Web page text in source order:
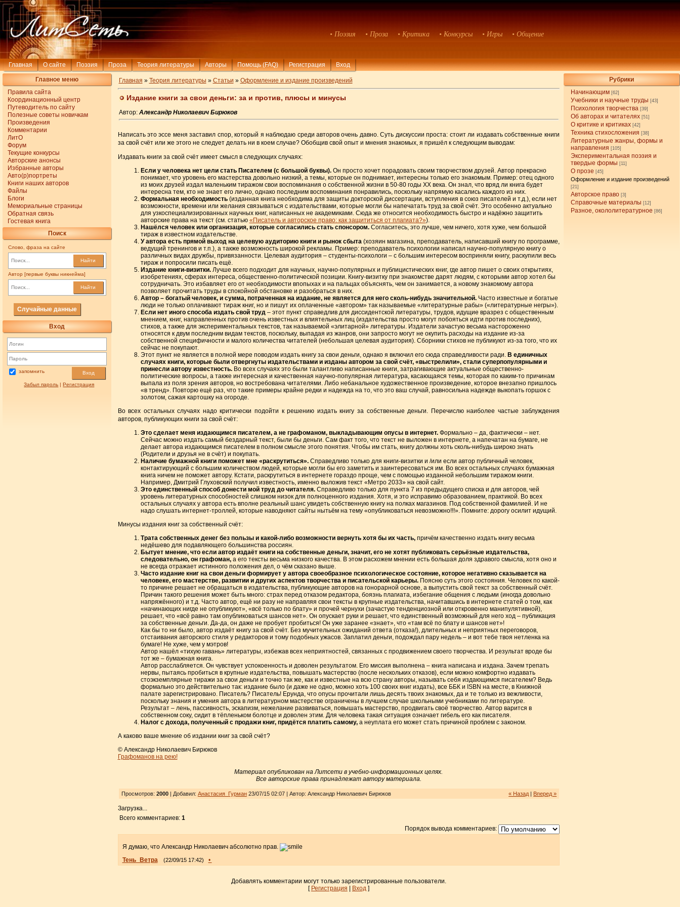
• Поэзия • Проза • Критика • Конкурсы • Игры • Общение
Главная О сайте Поэзия Проза Теория литературы Авторы Помощь (FAQ) Регистрация Вход
Главное меню
Правила сайта
Координационный центр
Путеводитель по сайту
Полезные советы новичкам
Произведения
Комментарии
ЛитО
Форум
Текущие конкурсы
Авторские анонсы
Избранные авторы
Авто(р)портреты
Книги наших авторов
Файлы
Блоги
Мемориальные страницы
Обратная связь
Гостевая книга
Поиск
Слово, фраза на сайте
Найти
Автор [первые буквы никнейма]
Найти
Случайные данные
Вход
запомнить Вход
Забыл пароль |Регистрация
Рубрики
Начинающим [62]
Учебники и научные труды [43]
Психология творчества [39]
Об авторах и читателях [51]
О критике и критиках [42]
Техника стихосложения [38]
Литературные жанры, формы и
направления [105]
Экспериментальная поэзия и
твердые формы [11]
О прозе [45]
Оформление и издание произведений
[21]
Авторское право [3]
Справочные материалы [12]
Разное, окололитературное [86]
Главная » Теория литературы » Статьи » Оформление и издание произведений
Издание книги за свои деньги: за и против, плюсы и минусы
Автор: Александр Николаевич Бирюков
Написать это эссе меня заставил спор, который я наблюдаю среди авторов очень давно. Суть дискуссии проста: стоит ли издавать собственные книги
за свой счёт или же этого не следует делать ни в коем случае? Обобщив свой опыт и мнения знакомых, я пришёл к следующим выводам:
Издавать книги за свой счёт имеет смысл в следующих случаях:
Если у человека нет цели стать Писателем (с большой буквы).Он просто хочет порадовать своим творчеством друзей. Автор прекрасно
понимает, что уровень его мастерства довольно низкий, а темы, которые он поднимает, интересны только его знакомым. Пример: отец одного
из моих друзей издал маленьким тиражом свои воспоминания о собственной жизни в 50-80 годы XX века. Он знал, что вряд ли книга будет
интересна тем, кто не знает его лично, однако последним воспоминания понравились, поскольку напрямую касались каждого из них.
Формальная необходимость(изданная книга необходима для защиты докторской диссертации, вступления в союз писателей и т.д.), если нет
возможности, времени или желания связываться с издательствами, которые могли бы напечатать труд за свой счёт. Это особенно актуально
для узкоспециализированных научных книг, написанных не академиками. Сюда же относится необходимость быстро и надёжно защитить
авторские права на текст (см. статью «Писатель и авторское право: как защититься от плагиата?»).
Нашёлся человек или организация, которые согласились стать спонсором.Согласитесь, это лучше, чем ничего, хотя хуже, чем большой
тираж в известном издательстве.
У автора есть прямой выход на целевую аудиторию книги и рынок сбыта (хозяин магазина, преподаватель, написавший книгу по программе,
ведущий тренингов и т.п.), а также возможность широкой рекламы. Пример: преподаватель психологии написал научно-популярную книгу о
различных видах дружбы, привязанности. Целевая аудитория – студенты-психологи – с большим интересом восприняли книгу, раскупили весь
тираж и попросили писать ещё.
Издание книги-визитки.Лучше всего подходит для научных, научно-популярных и публицистических книг, где автор пишет о своих открытиях,
изобретениях, сферах интереса, общественно-политической позиции. Книгу-визитку при знакомстве дарят людям, с которыми автор хотел бы
сотрудничать. Это избавляет его от необходимости впопыхах и на пальцах объяснять, чем он занимается, а новому знакомому автора
позволяет прочитать труды в спокойной обстановке и разобраться в них.
Автор – богатый человек, и сумма, потраченная на издание, не является для него сколь-нибудь значительной.Часто известные и богатые
люди не только оплачивают тираж книг, но и пишут их оплаченные «автором» так называемые «литературные рабы» («литературные негры»).
Если нет иного способа издать свой труд – этот пункт справедлив для диссидентской литературы, трудов, идущие вразрез с общественным
мнением, книг, направленных против очень известных и влиятельных лиц (издательства просто могут побояться идти против последних),
стихов, а также для экспериментальных текстов, так называемой «элитарной» литературы. Издатели зачастую весьма настороженно
относятся к двум последним видам текстов, поскольку, выпадая из жанров, они запросто могут не окупить расходы на издание из-за
собственной специфичности и малого количества читателей (небольшая целевая аудитория). Сборники стихов не публикуют из-за того, что их
сейчас не покупают.
Этот пункт не является в полной мере поводом издать книгу за свои деньги, однако я включил его сюда справедливости ради. В единичных
случаях книги, которые были отвергнуты издательствами и изданы автором за свой счёт, «выстрелили», стали суперпопулярными и
принесли автору известность.Во всех случаях это были талантливо написанные книги, затрагивающие актуальные общественно-
политические вопросы, а также интересная и качественная научно-популярная литература, касающаяся темы, которая по каким-то причинам
выпала из поля зрения авторов, но востребована читателями. Либо небанальное художественное произведение, которое внезапно пришлось
«в тренд». Повторю ещё раз, что такие примеры крайне редки и надежда на то, что это ваш случай, равносильна надежде выкопать горшок с
золотом, сажая картошку на огороде.
Во всех остальных случаях надо критически подойти к решению издать книгу за собственные деньги. Перечислю наиболее частые заблуждения
авторов, публикующих книги за свой счёт:
Это сделает меня издающимся писателем, а не графоманом, выкладывающим опусы в интернет.Формально – да, фактически – нет.
Сейчас можно издать самый бездарный текст, были бы деньги. Сам факт того, что текст не выложен в интернете, а напечатан на бумаге, не
делает автора издающимся писателем в полном смысле этого понятия. Чтобы им стать, книгу должны хоть сколь-нибудь широко знать
(Родители и друзья не в счёт) и покупать.
Наличие бумажной книги поможет мне «раскрутиться».Справедливо только для книги-визитки и /или если автор публичный человек,
контактирующий с большим количеством людей, которые могли бы его заметить и заинтересоваться им. Во всех остальных случаях бумажная
книга ничем не поможет автору. Кстати, раскрутиться в интернете гораздо проще, чем с помощью изданной небольшим тиражом книги.
Например, Дмитрий Глуховский получил известность, именно выложив текст «Метро 2033» на свой сайт.
Это единственный способ донести мой труд до читателя.Справедливо только для пункта 7 из предыдущего списка и для авторов, чей
уровень литературных способностей слишком низок для полноценного издания. Хотя, и это исправимо образованием, практикой. Во всех
остальных случаях у автора есть вполне реальный шанс увидеть собственную книгу на полках магазинов. Под собственной фамилией. И не
надо слушать интернет-троллей, которые наводняют сайты нытьём на тему «опубликоваться невозможно!!!». Помните: дорогу осилит идущий.
Минусы издания книг за собственный счёт:
Трата собственных денег без пользы и какой-либо возможности вернуть хотя бы их часть,причём качественно издать книгу весьма
недёшево для подавляющего большинства россиян.
Бытует мнение, что если автор издаёт книги на собственные деньги, значит, его не хотят публиковать серьёзные издательства,
следовательно, он графоман,а его тексты весьма низкого качества. В этом расхожем мнении есть большая доля здравого смысла, хотя оно и
не всегда отражает истинного положения дел, о чём сказано выше.
Часто издание книг на свои деньги формирует у автора своеобразное психологическое состояние, которое негативно сказывается на
человеке, его мастерстве, развитии и других аспектов творчества и писательской карьеры.Поясню суть этого состояния. Человек по какой-
то причине решает не обращаться в издательства, публикующие авторов на гонорарной основе, а выпустить свой текст за собственный счёт.
Причин такого решения может быть много: страх перед отказом редактора, боязнь плагиата, избегание общения с людьми (иногда довольно
напряжённого) и т.д. Часто автор, ещё ни разу не направляя свои тексты в крупные издательства, начитавшись в интернете статей о том, как
«начинающих нигде не опубликуют», «всё только по блату» и прочей чернухи (зачастую тенденциозной или откровенно манипулятивной),
решает, что «всё равно там опубликоваться шансов нет». Он опускает руки и решает, что единственный возможный для него ход – публикация
за собственные деньги. Да-да, он даже не пробует пробиться! Он уже заранее «знает», что «там всё по блату и шансов нет»!
Как бы то ни было, автор издаёт книгу за свой счёт. Без мучительных ожиданий ответа (отказа!), длительных и неприятных переговоров,
отстаивания авторского стиля у редакторов и тому подобных ужасов. Заплатил деньги, подождал пару недель – и вот тебе твоя нетленка на
бумаге! Не хуже, чем у мэтров!
Автор нашёл «тихую гавань» литературы, избежав всех неприятностей, связанных с продвижением своего творчества. И результат вроде бы
тот же – бумажная книга.
Автор расслабляется. Он чувствует успокоенность и доволен результатом. Его миссия выполнена – книга написана и издана. Зачем трепать
нервы, пытаясь пробиться в крупные издательства, повышать мастерство (после нескольких отказов), если можно комфортно издавать
стоэкземплярные тиражи за свои деньги и точно так же, как и известные на всю страну авторы, называть себя издающимся писателем? Ведь
формально это действительно так: издание было (и даже не одно, можно хоть 100 своих книг издать), все ББК и ISBN на месте, в Книжной
палате зарегистрировано. Писатель? Писатель! Ерунда, что опусы прочитали лишь десять твоих знакомых, да и те только из вежливости,
поскольку знания и умения автора в литературном мастерстве ограничены в лучшем случае школьными учебниками по литературе.
Результат – лень, пассивность, эскапизм, нежелание развиваться, повышать мастерство, продвигать своё творчество. Автор варится в
собственном соку, сидит в тёпленьком болотце и доволен этим. Для человека такая ситуация означает гибель его как писателя.
Налог с дохода, полученный с продажи книг, придётся платить самому,а неуплата его может стать причиной проблем с законом.
А каково ваше мнение об издании книг за свой счёт?
© Александр Николаевич Бирюков
Графоманов на рею!
Материал опубликован на Литсети в учебно-информационных целях.
Все авторские права принадлежат автору материала.
« Назад | Вперед »
Просмотров: 2000| Добавил: Анастасия_Гурман23/07/15 02:07 | Автор: Александр Николаевич Бирюков
Загрузка...
Всего комментариев: 1
Порядок вывода комментариев:
Я думаю, что Александр Николаевич абсолютно прав.
Тень_Ветра
(22/09/15 17:42) •
Добавлять комментарии могут только зарегистрированные пользователи.
[ Регистрация | Вход ]